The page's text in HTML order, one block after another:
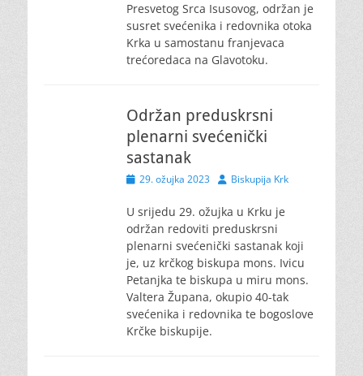
Presvetog Srca Isusovog, održan je
susret svećenika i redovnika otoka
Krka u samostanu franjevaca
trećoredaca na Glavotoku.
Održan preduskrsni
plenarni svećenički
sastanak
Posted
29. ožujka 2023 AuthorBiskupija Krk
U srijedu 29. ožujka u Krku je
održan redoviti preduskrsni
plenarni svećenički sastanak koji
je, uz krčkog biskupa mons. Ivicu
Petanjka te biskupa u miru mons.
Valtera Župana, okupio 40-tak
svećenika i redovnika te bogoslove
Krčke biskupije.